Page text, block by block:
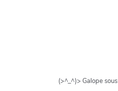
(>^_^)> Galope sous